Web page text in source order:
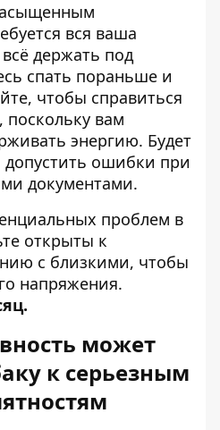
вся ваша
держать под
спать пораньше и
чтобы справиться
поскольку вам
энергию. Будет
допустить ошибки при
документами.
проблем в
открыты к
с близкими, чтобы
напряжения.
может
к серьезным